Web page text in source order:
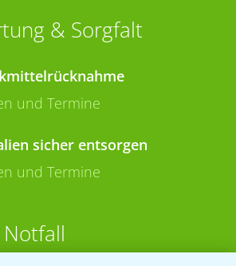
& Sorgfalt
und Termine
sicher entsorgen
und Termine